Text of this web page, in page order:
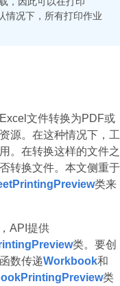
情况下，所有打印作业
文件转换为PDF或
源。在这种情况下，工
。在转换这样的文件之
转换文件。本文侧重于
类来
API提供
类。要创
数传递Workbook和
类